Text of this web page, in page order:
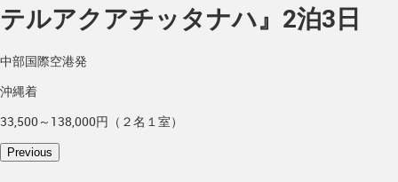
テルアクアチッタナハ』2泊3日
中部国際空港発
沖縄着
33,500～138,000円（２名１室）
Previous